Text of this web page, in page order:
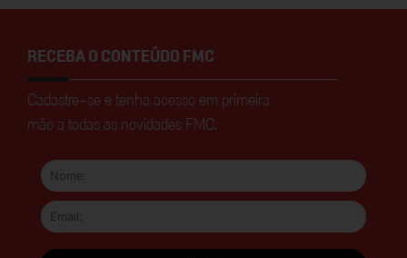
RECEBA O CONTEÚDO FMC
Cadastre-se e tenha acesso em primeira
mão a todas as novidades FMC.